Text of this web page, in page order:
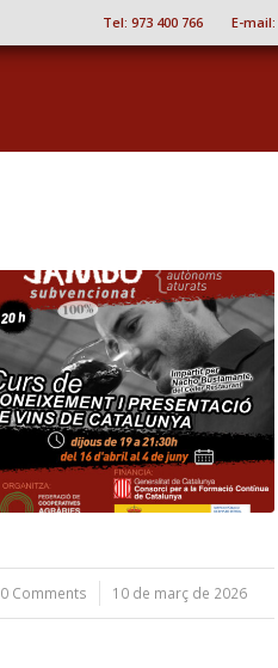
Tel: 973 400 766 E-mail:
0 Comments
/ 10 de març de 2026